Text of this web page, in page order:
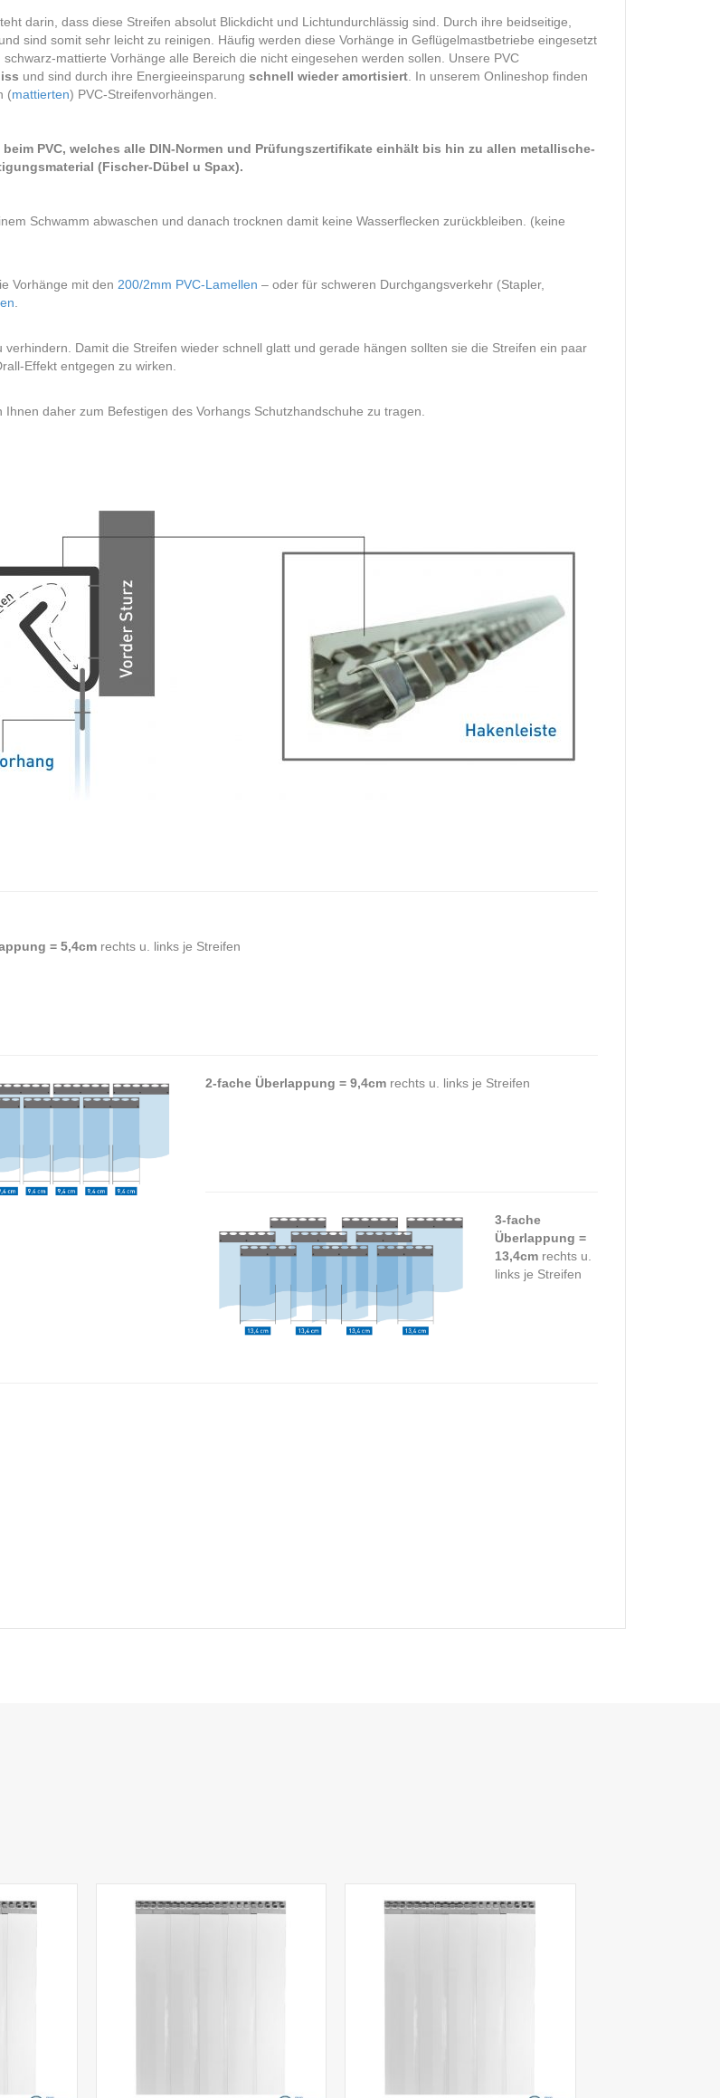
darin, dass diese Streifen absolut Blickdicht und Lichtundurchlässig sind. Durch ihre beidseitige,
sind somit sehr leicht zu reinigen. Häufig werden diese Vorhänge in Geflügelmastbetriebe eingesetzt
mattierte Vorhänge alle Bereich die nicht eingesehen werden sollen. Unsere PVC
und sind durch ihre Energieeinsparung schnell wieder amortisiert . In unserem Onlineshop finden
(mattierten) PVC-Streifenvorhängen.
PVC, welches alle DIN-Normen und Prüfungszertifikate einhält bis hin zu allen metallische-
(Fischer-Dübel u Spax).
Schwamm abwaschen und danach trocknen damit keine Wasserflecken zurückbleiben. (keine
Vorhänge mit den 200/2mm PVC-Lamellen – oder für schweren Durchgangsverkehr (Stapler,
Damit die Streifen wieder schnell glatt und gerade hängen sollten sie die Streifen ein paar
Effekt entgegen zu wirken.
daher zum Befestigen des Vorhangs Schutzhandschuhe zu tragen.
= 5,4cm rechts u. links je Streifen
2-fache Überlappung = 9,4cm rechts u. links je Streifen
3-fache
Überlappung =
13,4cm rechts u.
links je Streifen